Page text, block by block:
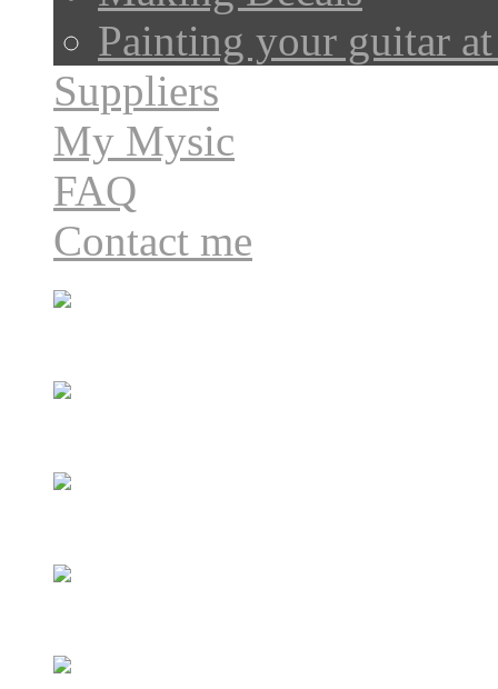
Painting your guitar
Suppliers
My Mysic
FAQ
Contact me